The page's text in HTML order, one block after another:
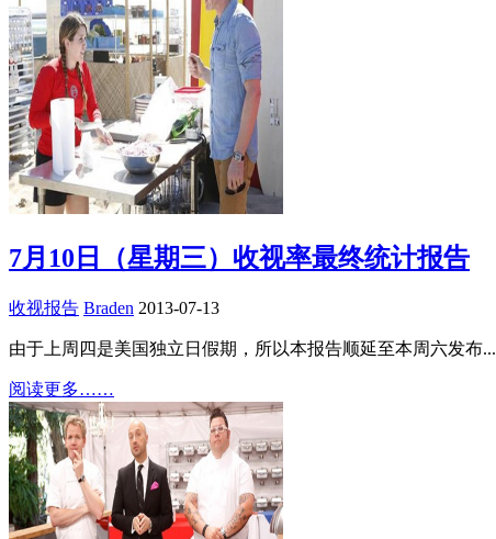
7月10日（星期三）收视率最终统计报告
收视报告 Braden 2013-07-13
由于上周四是美国独立日假期，所以本报告顺延至本周六发布...
阅读更多……